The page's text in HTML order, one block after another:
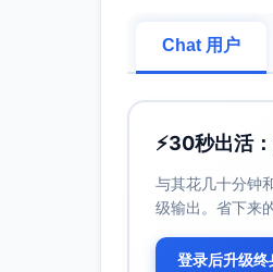
取消非必
三、持续执
建立月度预
设置总
对比。
Chat 用户
⚡30秒出活
与其花几十分钟
级输出。省下来
登录后升级